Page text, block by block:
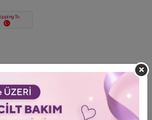
To
UNSEREN MARKEN NÄHER!